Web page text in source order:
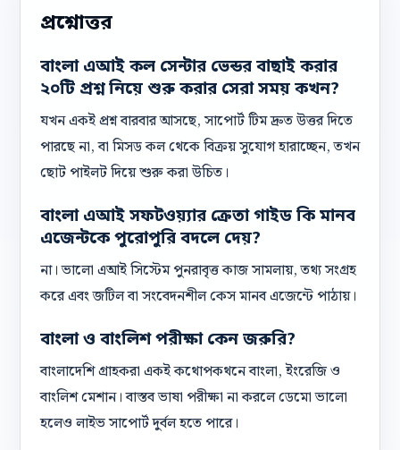
প্রশ্নোত্তর
বাংলা এআই কল সেন্টার ভেন্ডর বাছাই করার
২০টি প্রশ্ন নিয়ে শুরু করার সেরা সময় কখন?
যখন একই প্রশ্ন বারবার আসছে, সাপোর্ট টিম দ্রুত উত্তর দিতে
পারছে না, বা মিসড কল থেকে বিক্রয় সুযোগ হারাচ্ছেন, তখন
ছোট পাইলট দিয়ে শুরু করা উচিত।
বাংলা এআই সফটওয়্যার ক্রেতা গাইড কি মানব
এজেন্টকে পুরোপুরি বদলে দেয়?
না। ভালো এআই সিস্টেম পুনরাবৃত্ত কাজ সামলায়, তথ্য সংগ্রহ
করে এবং জটিল বা সংবেদনশীল কেস মানব এজেন্টে পাঠায়।
বাংলা ও বাংলিশ পরীক্ষা কেন জরুরি?
বাংলাদেশি গ্রাহকরা একই কথোপকথনে বাংলা, ইংরেজি ও
বাংলিশ মেশান। বাস্তব ভাষা পরীক্ষা না করলে ডেমো ভালো
হলেও লাইভ সাপোর্ট দুর্বল হতে পারে।